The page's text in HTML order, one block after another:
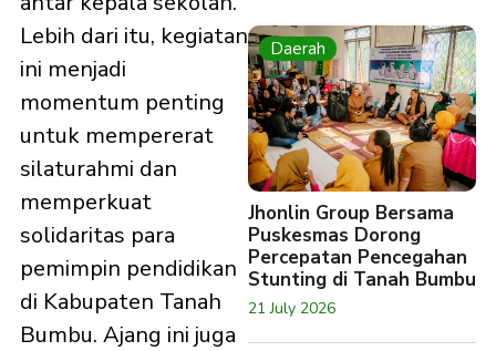
Lebih dari itu, kegiatan
ini menjadi
momentum penting
untuk mempererat
silaturahmi dan
memperkuat
solidaritas para
pemimpin pendidikan
di Kabupaten Tanah
Bumbu. Ajang ini juga
Daerah
Jhonlin Group Bersama
Puskesmas Dorong
Percepatan Pencegahan
Stunting di Tanah Bumbu
21 July 2026